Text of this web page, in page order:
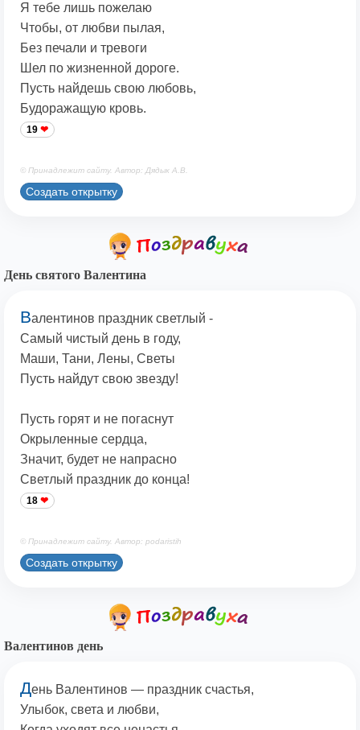
Я тебе лишь пожелаю
Чтобы, от любви пылая,
Без печали и тревоги
Шел по жизненной дороге.
Пусть найдешь свою любовь,
Будоражащую кровь.
19
© Принадлежит сайту. Автор: Дядык А.В.
Создать открытку
День святого Валентина
Валентинов праздник светлый -
Самый чистый день в году,
Маши, Тани, Лены, Светы
Пусть найдут свою звезду!
Пусть горят и не погаснут
Окрыленные сердца,
Значит, будет не напрасно
Светлый праздник до конца!
18
© Принадлежит сайту. Автор: podaristih
Создать открытку
Валентинов день
День Валентинов — праздник счастья,
Улыбок, света и любви,